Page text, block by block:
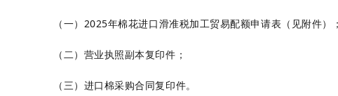
（一）2025年棉花进口滑准税加工贸易配额申请表（见附件）；
（二）营业执照副本复印件；
（三）进口棉采购合同复印件。